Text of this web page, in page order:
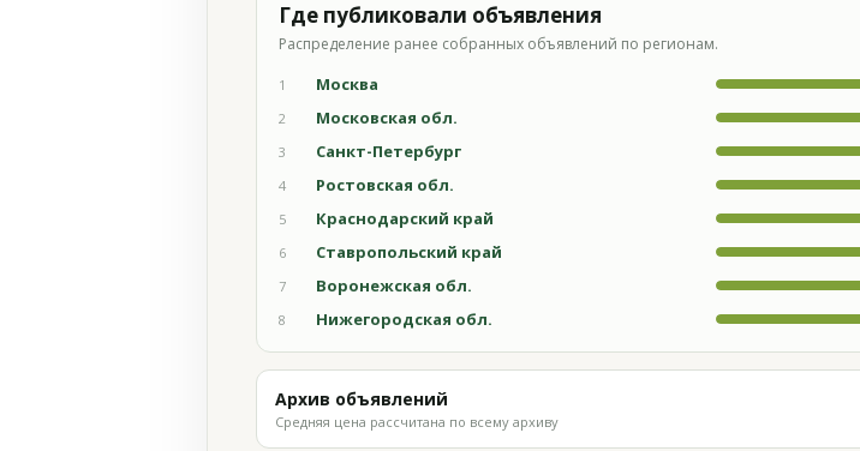
Где публиковали объявления
Распределение ранее собранных объявлений по регионам.
1 Москва
2
Московская обл.
3
Санкт-Петербург
4
Ростовская обл.
5
Краснодарский край
6
Ставропольский край
7
Воронежская обл.
8
Нижегородская обл.
Архив объявлений
Средняя цена рассчитана по всему архиву